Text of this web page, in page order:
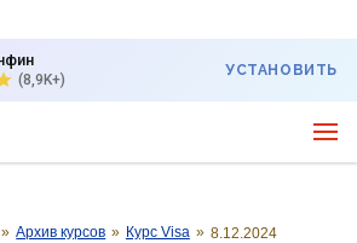
(8,9K+)
УСТАНОВИТЬ
» Архив курсов » Курс Visa » 8.12.2024